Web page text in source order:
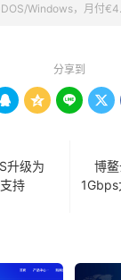
Windows，月付
分享到
   
升级为
持
博鳌